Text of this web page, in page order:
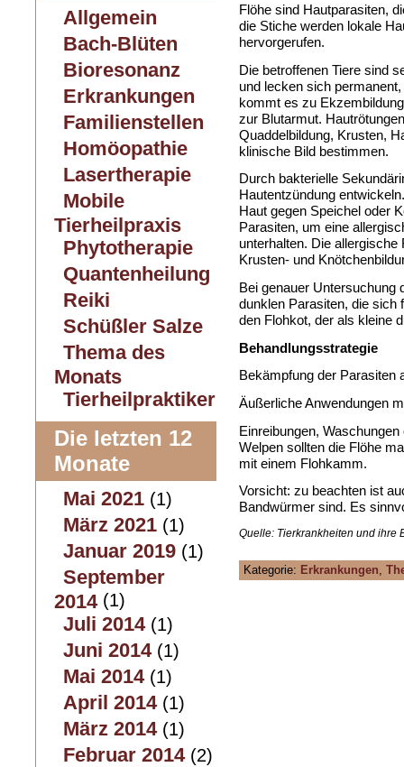
Flöhe sind Hautparasiten,
die Stiche werden lokale
hervorgerufen.
Die betroffenen Tiere sind
und lecken sich
kommt es zu
zur Blutarmut.
Quaddelbildung, Krusten,
klinische Bild bestimmen.
Durch bakterielle
Hautentzündung
Haut gegen Speichel oder
Parasiten, um eine
unterhalten. Die
Krusten- und
Bei genauer Untersuchung
dunklen Parasiten, die sich
den Flohkot, der als kleine
Behandlungsstrategie
Bekämpfung der Parasiten
Äußerliche Anwendungen
Einreibungen,
Welpen sollten die Flöhe
mit einem Flohkamm.
Vorsicht: zu beachten ist
Bandwürmer sind. Es
Quelle: Tierkrankheiten und ihre
Kategorie: Erkrankungen,
Allgemein
Bach-Blüten
Bioresonanz
Erkrankungen
Familienstellen
Homöopathie
Lasertherapie
Mobile
Tierheilpraxis
Phytotherapie
Quantenheilung
Reiki
Schüßler Salze
Thema des
Monats
Tierheilpraktiker
Die letzten 12
Monate
Mai 2021 (1)
März 2021 (1)
Januar 2019 (1)
September
2014(1)
Juli 2014(1)
Juni 2014(1)
Mai 2014(1)
April 2014(1)
März 2014(1)
Februar 2014(2)